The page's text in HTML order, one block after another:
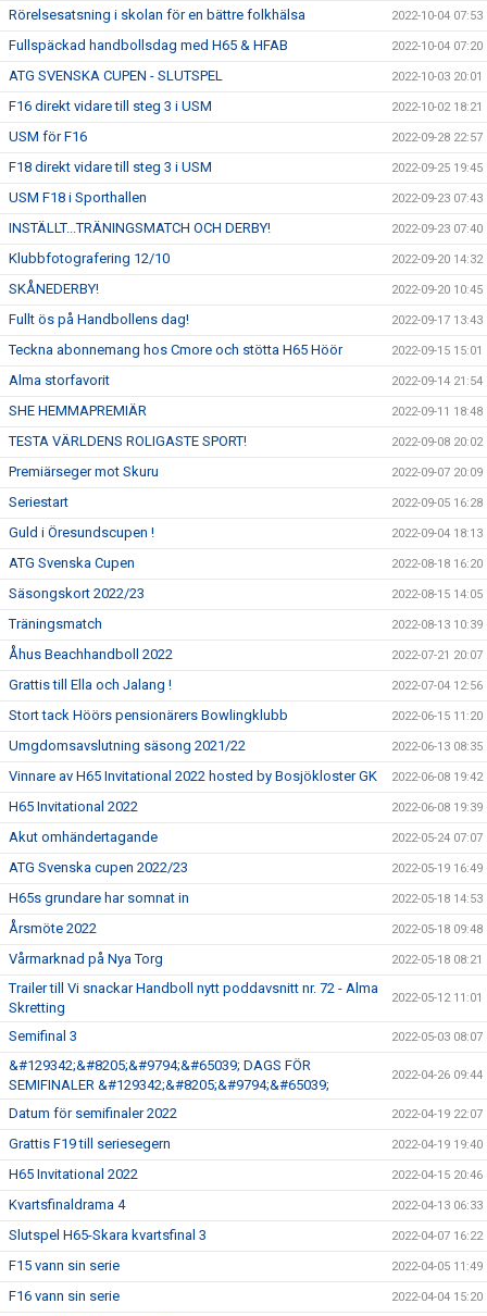
Rörelsesatsning i skolan för en bättre folkhälsa 2022-10-04 07:53
Fullspäckad handbollsdag med H65 & HFAB 2022-10-04 07:20
ATG SVENSKA CUPEN - SLUTSPEL 2022-10-03 20:01
F16 direkt vidare till steg 3 i USM 2022-10-02 18:21
USM för F16 2022-09-28 22:57
F18 direkt vidare till steg 3 i USM 2022-09-25 19:45
USM F18 i Sporthallen 2022-09-23 07:43
INSTÄLLT...TRÄNINGSMATCH OCH DERBY! 2022-09-23 07:40
Klubbfotografering 12/10 2022-09-20 14:32
SKÅNEDERBY! 2022-09-20 10:45
Fullt ös på Handbollens dag! 2022-09-17 13:43
Teckna abonnemang hos Cmore och stötta H65 Höör 2022-09-15 15:01
Alma storfavorit 2022-09-14 21:54
SHE HEMMAPREMIÄR 2022-09-11 18:48
TESTA VÄRLDENS ROLIGASTE SPORT! 2022-09-08 20:02
Premiärseger mot Skuru 2022-09-07 20:09
Seriestart 2022-09-05 16:28
Guld i Öresundscupen ! 2022-09-04 18:13
ATG Svenska Cupen 2022-08-18 16:20
Säsongskort 2022/23 2022-08-15 14:05
Träningsmatch 2022-08-13 10:39
Åhus Beachhandboll 2022 2022-07-21 20:07
Grattis till Ella och Jalang ! 2022-07-04 12:56
Stort tack Höörs pensionärers Bowlingklubb 2022-06-15 11:20
Umgdomsavslutning säsong 2021/22 2022-06-13 08:35
Vinnare av H65 Invitational 2022 hosted by Bosjökloster GK 2022-06-08 19:42
H65 Invitational 2022 2022-06-08 19:39
Akut omhändertagande 2022-05-24 07:07
ATG Svenska cupen 2022/23 2022-05-19 16:49
H65s grundare har somnat in 2022-05-18 14:53
Årsmöte 2022 2022-05-18 09:48
Vårmarknad på Nya Torg 2022-05-18 08:21
Trailer till Vi snackar Handboll nytt poddavsnitt nr. 72 - Alma
Skretting
2022-05-12 11:01
Semifinal 3 2022-05-03 08:07
&#129342;&#8205;&#9794;&#65039; DAGS FÖR
SEMIFINALER &#129342;&#8205;&#9794;&#65039;
2022-04-26 09:44
Datum för semifinaler 2022 2022-04-19 22:07
Grattis F19 till seriesegern 2022-04-19 19:40
H65 Invitational 2022 2022-04-15 20:46
Kvartsfinaldrama 4 2022-04-13 06:33
Slutspel H65-Skara kvartsfinal 3 2022-04-07 16:22
F15 vann sin serie 2022-04-05 11:49
F16 vann sin serie 2022-04-04 15:20